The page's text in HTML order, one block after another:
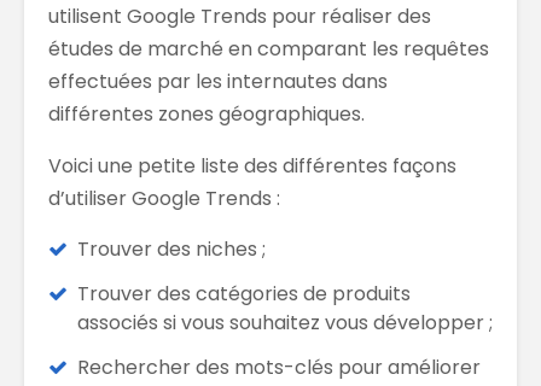
utilisent Google Trends pour réaliser des
études de marché en comparant les requêtes
effectuées par les internautes dans
différentes zones géographiques.
Voici une petite liste des différentes façons
d’utiliser Google Trends :
Trouver des niches ;
Trouver des catégories de produits
associés si vous souhaitez vous développer ;
Rechercher des mots-clés pour améliorer